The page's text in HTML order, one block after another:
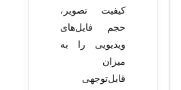
کیفیت تصویر،
حجم فایل‌های
ویدیویی را به
میزان
قابل‌توجهی